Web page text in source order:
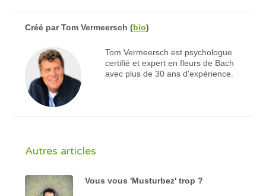
Créé parTom Vermeersch (bio)
Tom Vermeersch est psychologue
certifié et expert en fleurs de Bach
avec plus de 30 ans d'expérience.
Autres articles
Vous vous 'Musturbez' trop ?